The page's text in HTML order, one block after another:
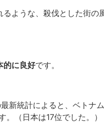
ような、殺伐とした街の
的に良好です。
新統計によると、ベトナ
（日本は17位でした。）